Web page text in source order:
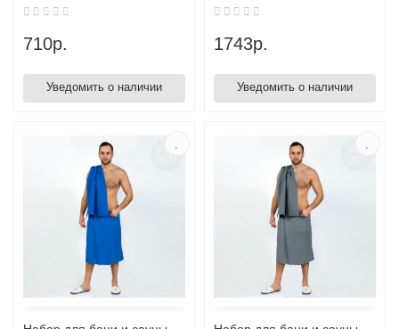
710р.
Уведомить о наличии
1743р.
Уведомить о наличии